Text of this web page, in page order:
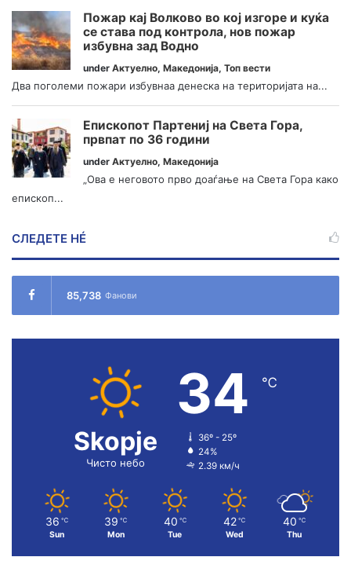
Пожар кај Волково во кој изгоре и куќа
се става под контрола, нов пожар
избувна зад Водно
under Актуелно, Македонија, Топ вести
Два поголеми пожари избувнаа денеска на територијата на...
Епископот Партениј на Света Гора,
првпат по 36 години
under Актуелно, Македонија
„Ова е неговото прво доаѓање на Света Гора како
епископ...
СЛЕДЕТЕ НÉ
85,738 Фанови
Skopje
Чисто небо
34 ℃
36º - 25º
24%
2.39 км/ч
36 ℃
Sun
39 ℃
Mon
40 ℃
Tue
42 ℃
Wed
40 ℃
Thu